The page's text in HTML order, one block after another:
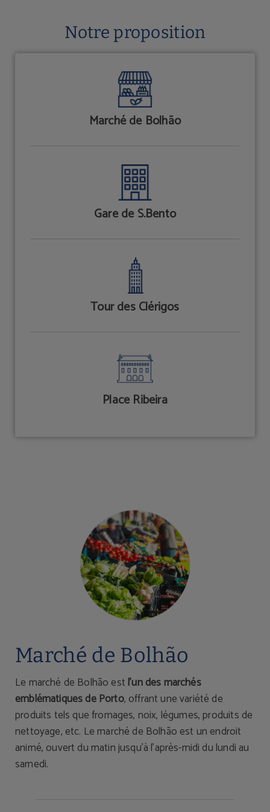
Notre proposition
Marché de Bolhão
Gare de S.Bento
Tour des Clérigos
Place Ribeira
Marché de Bolhão
Le marché de Bolhão estl'un des marchés
emblématiques de Porto, offrant une variété de
produits tels que fromages, noix, légumes, produits de
nettoyage, etc. Le marché de Bolhão est un endroit
animé, ouvert du matin jusqu'à l'après-midi du lundi au
samedi.